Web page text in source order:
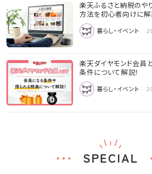
楽天ふるさと納税のや
方法を初心者向けに
暮らし・イベント
楽天ダイヤモンド会員
条件について解説！
暮らし・イベント
SPECIAL